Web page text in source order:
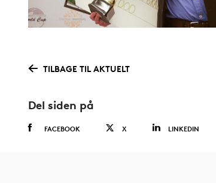
TILBAGE TIL AKTUELT
Del siden på
FACEBOOK X LINKEDIN